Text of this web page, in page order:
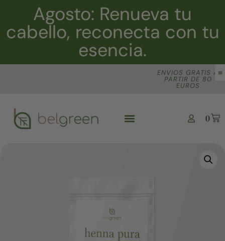
Agosto: Renueva tu
cabello, reconecta con tu
esencia.
ENVIOS GRATIS A
PARTIR DE 80
EUROS
0